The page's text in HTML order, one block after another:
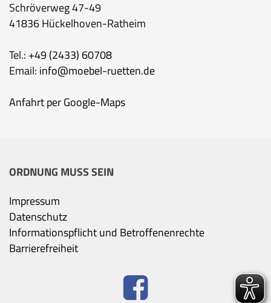
Schröverweg 47-49
41836 Hückelhoven-Ratheim
Tel.: +49 (2433) 60708
Email: info@moebel-ruetten.de
Anfahrt per Google-Maps
ORDNUNG MUSS SEIN
Impressum
Datenschutz
Informationspflicht und Betroffenenrechte
Barrierefreiheit